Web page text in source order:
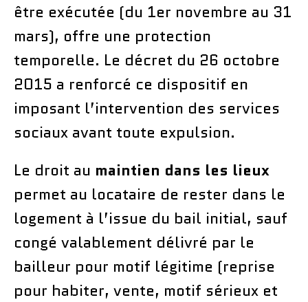
être exécutée (du 1er novembre au 31
mars), offre une protection
temporelle. Le décret du 26 octobre
2015 a renforcé ce dispositif en
imposant l’intervention des services
sociaux avant toute expulsion.
Le droit au maintien dans les lieux
permet au locataire de rester dans le
logement à l’issue du bail initial, sauf
congé valablement délivré par le
bailleur pour motif légitime (reprise
pour habiter, vente, motif sérieux et